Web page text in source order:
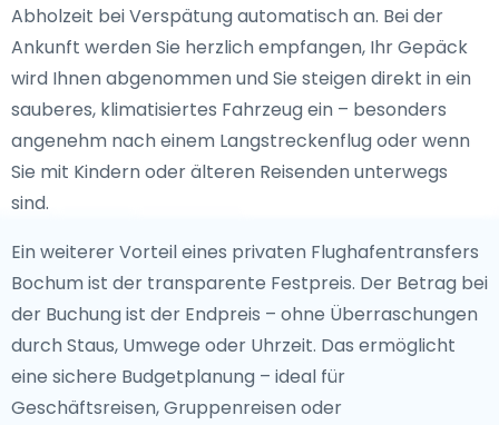
Abholzeit bei Verspätung automatisch an. Bei der
Ankunft werden Sie herzlich empfangen, Ihr Gepäck
wird Ihnen abgenommen und Sie steigen direkt in ein
sauberes, klimatisiertes Fahrzeug ein – besonders
angenehm nach einem Langstreckenflug oder wenn
Sie mit Kindern oder älteren Reisenden unterwegs
sind.
Ein weiterer Vorteil eines privaten Flughafentransfers
Bochum ist der transparente Festpreis. Der Betrag bei
der Buchung ist der Endpreis – ohne Überraschungen
durch Staus, Umwege oder Uhrzeit. Das ermöglicht
eine sichere Budgetplanung – ideal für
Geschäftsreisen, Gruppenreisen oder